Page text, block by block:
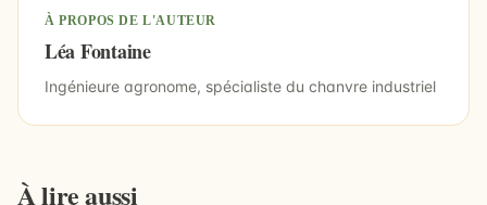
À PROPOS DE L'AUTEUR
Léa Fontaine
Ingénieure agronome, spécialiste du chanvre industriel
À lire aussi